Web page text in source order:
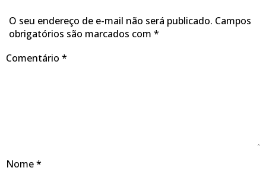
O seu endereço de e-mail não será publicado. Campos
obrigatórios são marcados com *
Comentário *
Nome*